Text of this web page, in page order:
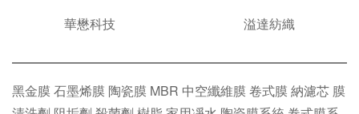
華懋科技 溢達紡織
黑金膜 石墨烯膜 陶瓷膜 MBR 中空纖維膜 卷式膜 納濾芯 膜